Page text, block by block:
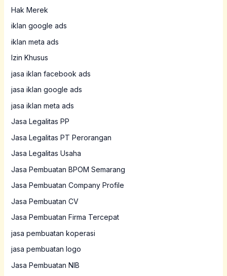
Hak Merek
iklan google ads
iklan meta ads
Izin Khusus
jasa iklan facebook ads
jasa iklan google ads
jasa iklan meta ads
Jasa Legalitas PP
Jasa Legalitas PT Perorangan
Jasa Legalitas Usaha
Jasa Pembuatan BPOM Semarang
Jasa Pembuatan Company Profile
Jasa Pembuatan CV
Jasa Pembuatan Firma Tercepat
jasa pembuatan koperasi
jasa pembuatan logo
Jasa Pembuatan NIB